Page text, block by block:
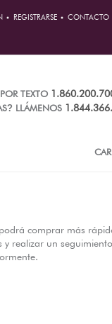
REGISTRARSE CONTACTO
TEXTO
? LLÁMENOS
comprar más
y realizar un